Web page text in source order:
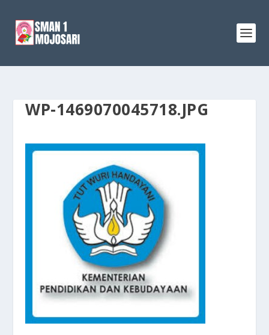
WP-1469070045718.JPG